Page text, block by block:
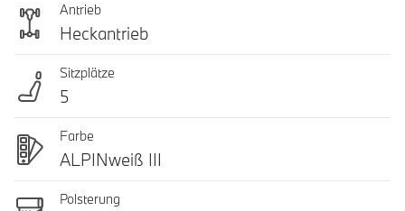
Antrieb
Heckantrieb
Sitzplätze
5
Farbe
ALPINweiß III
Polsterung